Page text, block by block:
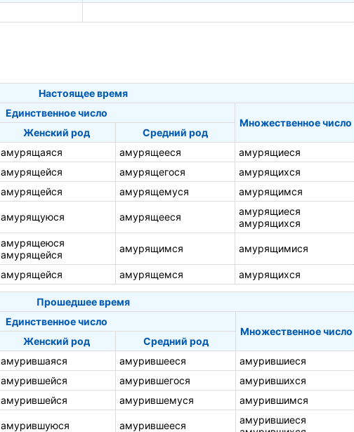
Настоящее время
Единственное число
Множественное число
Женский род
Средний род
амурящаяся амурящееся
амурящиеся
амурящейся амурящегося
амурящихся
амурящейся амурящемуся амурящимся
амурящуюся амурящееся
амурящиеся
амурящихся
амурящеюся
амурящейся
амурящимся амурящимися
амурящейся амурящемся амурящихся
Прошедшее время
Единственное число
Множественное число
Женский род
Средний род
амурившаяся амурившееся
амурившиеся
амурившейся амурившегося
амурившихся
амурившейся амурившемуся амурившимся
амурившуюся амурившееся
амурившиеся